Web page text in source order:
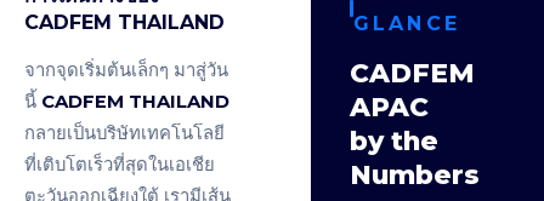
CADFEM THAILAND
จากจุดเริ่มต้นเล็กๆ มาสู่วัน
นี้ CADFEM THAILAND
กลายเป็นบริษัทเทคโนโลยี
ที่เติบโตเร็วที่สุดในเอเชีย
ตะวันออกเฉียงใต้ เรามีเส้น
GLANCE
CADFEM
APAC
by the
Numbers